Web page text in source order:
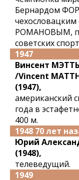
Бернардом
РОМАНОВЫМ,
советских
1947
Винсент
/Vincent
(1947),
американский
года в
400 м.
1948 70 лет
Юрий
(1948),
телеведущий.
1949